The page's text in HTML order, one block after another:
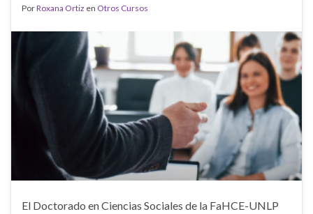
PorRoxana Ortiz en Otros Cursos
El Doctorado en Ciencias Sociales de la FaHCE-UNLP